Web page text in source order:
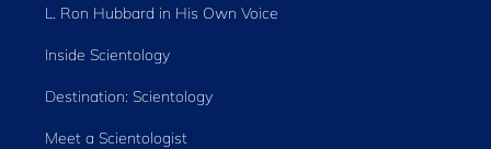
L. Ron Hubbard in His Own Voice
Inside Scientology
Destination: Scientology
Meet a Scientologist